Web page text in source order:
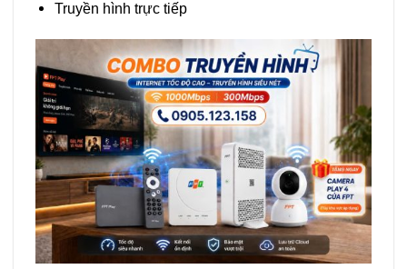
Truyền hình trực tiếp